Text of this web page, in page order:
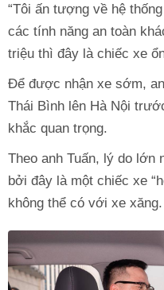
“Tôi ấn tượng về hệ
các tính năng an toàn
triệu thì đây là chiếc xe
Để được nhận xe sớm,
Thái Bình lên Hà Nội
khắc quan trọng.
Theo anh Tuấn, lý do lớn
bởi đây là một chiếc xe
không thể có với xe xăng.